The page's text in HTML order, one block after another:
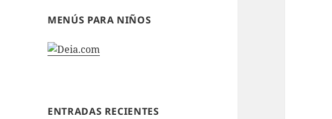
MENÚS PARA NIÑOS
ENTRADAS RECIENTES